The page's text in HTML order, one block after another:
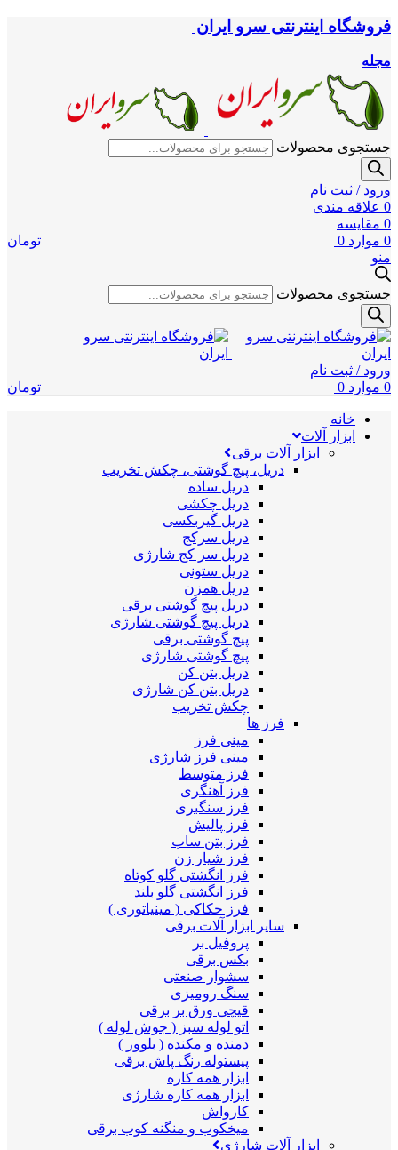
فروشگاه اینترنتی سرو ایران
مجله
جستجوی محصولات
ورود / ثبت نام
0 علاقه مندی
0 مقایسه
0 موارد 0
تومان
منو
جستجوی محصولات
ورود / ثبت نام
0 موارد 0 تومان
خانه
ابزار آلات
ابزار آلات برقی
دریل، پیچ گوشتی، چکش تخریب
دریل ساده
دریل چکشی
دریل گیربکسی
دریل سرکج
دریل سر کج شارژی
دریل ستونی
دریل همزن
دریل پیچ گوشتی برقی
دریل پیچ گوشتی شارژی
پیچ گوشتی برقی
پیچ گوشتی شارژی
دریل بتن کن
دریل بتن کن شارژی
چکش تخریب
فرز ها
مینی فرز
مینی فرز شارژی
فرز متوسط
فرز آهنگری
فرز سنگبری
فرز پالیش
فرز بتن ساب
فرز شیار زن
فرز انگشتی گلو کوتاه
فرز انگشتی گلو بلند
فرز حکاکی ( مینیاتوری )
سایر ابزار آلات برقی
پروفیل بر
بکس برقی
سشوار صنعتی
سنگ رومیزی
قیچی ورق بر برقی
اتو لوله سبز ( جوش لوله )
دمنده و مکنده ( بلوور )
پیستوله رنگ پاش برقی
ابزار همه کاره
ابزار همه کاره شارژی
کارواش
میخکوب و منگنه کوب برقی
ابزار آلات شارژی